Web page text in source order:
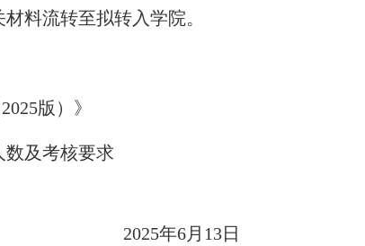
材料流转至拟转入学院。
版）》
及考核要求
年6月 13日